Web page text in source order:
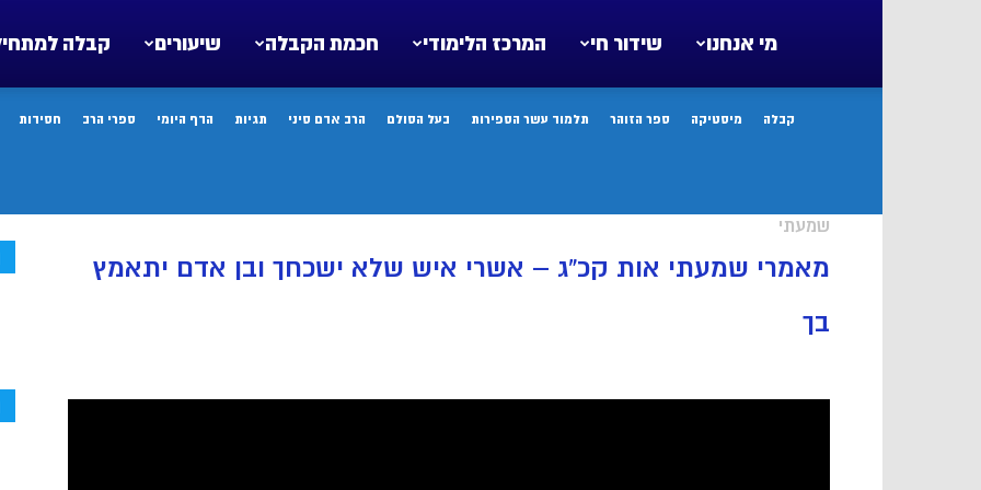
קבלה שיעורים חכמת הקבלה המרכז הלימודי שידור חי מי אנחנו
קבלה מיסטיקה ספר הזוהר תלמוד עשר הספירות בעל הסולם הרב אדם סיני תגיות הדף היומי ספרי הרב חסידות
שמעתי
מאמרי שמעתי אות קכ”ג – אשרי איש שלא ישכחך ובן אדם יתאמץ
בך